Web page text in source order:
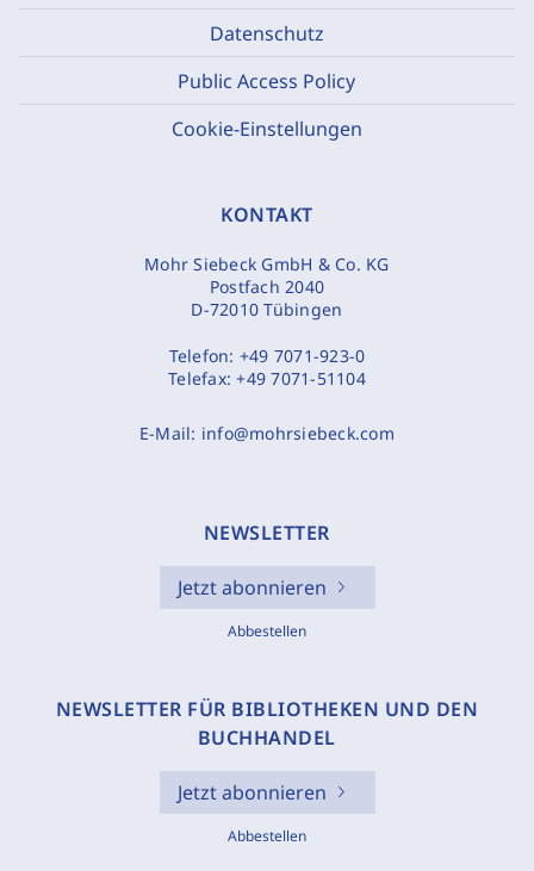
Datenschutz
Public Access Policy
Cookie-Einstellungen
KONTAKT
Mohr Siebeck GmbH & Co. KG
Postfach 2040
D-72010 Tübingen
Telefon: +49 7071-923-0
Telefax:+49 7071-51104
E-Mail: info@mohrsiebeck.com
NEWSLETTER
Jetzt abonnieren
Abbestellen
NEWSLETTER FÜR BIBLIOTHEKEN UND DEN
BUCHHANDEL
Jetzt abonnieren
Abbestellen